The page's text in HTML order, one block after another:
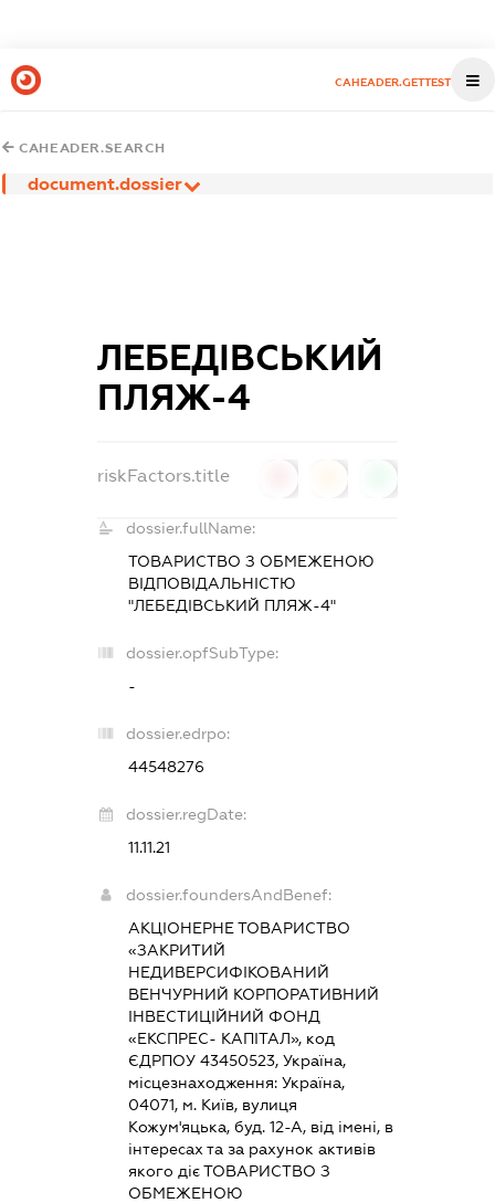
CAHEADER.GETTEST
CAHEADER.SEARCH
document.dossier
ЛЕБЕДІВСЬКИЙ
ПЛЯЖ-4
riskFactors.title
dossier.fullName:
ТОВАРИСТВО З ОБМЕЖЕНОЮ
ВІДПОВІДАЛЬНІСТЮ
"ЛЕБЕДІВСЬКИЙ ПЛЯЖ-4"
dossier.opfSubType:
-
dossier.edrpo:
44548276
dossier.regDate:
11.11.21
dossier.foundersAndBenef:
АКЦІОНЕРНЕ ТОВАРИСТВО
«ЗАКРИТИЙ
НЕДИВЕРСИФІКОВАНИЙ
ВЕНЧУРНИЙ КОРПОРАТИВНИЙ
ІНВЕСТИЦІЙНИЙ ФОНД
«ЕКСПРЕС- КАПІТАЛ», код
ЄДРПОУ 43450523, Україна,
місцезнаходження: Україна,
04071, м. Київ, вулиця
Кожум'яцька, буд. 12-А, від імені, в
інтересах та за рахунок активів
якого діє ТОВАРИСТВО З
ОБМЕЖЕНОЮ